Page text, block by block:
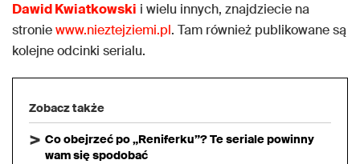
Dawid Kwiatkowski i wielu innych, znajdziecie na
stroniewww.nieztejziemi.pl. Tam również publikowane są
kolejne odcinki serialu.
Zobacz także
Co obejrzeć po „Reniferku”? Te seriale powinny
wam się spodobać